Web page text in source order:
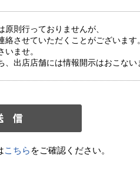
則行っておりませんが、
させていただくことがございます。
ませ。
、出店店舗には情報開示はおこない
こちら をご確認ください。